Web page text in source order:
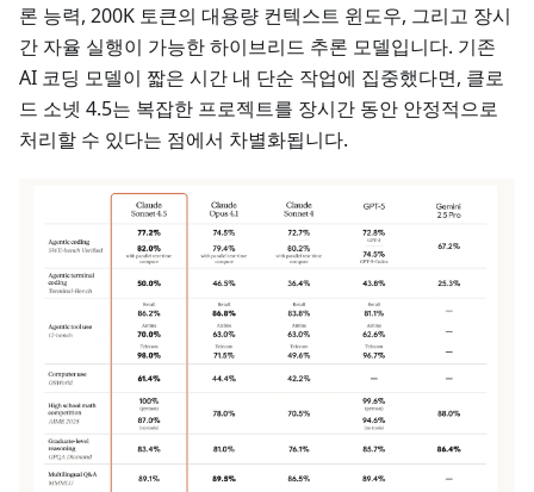
론 능력, 200K 토큰의 대용량 컨텍스트 윈도우, 그리고 장시
간 자율 실행이 가능한 하이브리드 추론 모델입니다. 기존
AI 코딩 모델이 짧은 시간 내 단순 작업에 집중했다면, 클로
드 소넷 4.5는 복잡한 프로젝트를 장시간 동안 안정적으로
처리할 수 있다는 점에서 차별화됩니다.